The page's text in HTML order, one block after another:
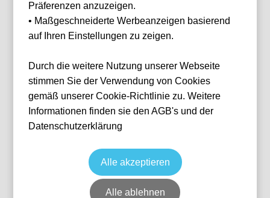
Tribuna Tevere
15:00
10 verfügbar
Italien
Olympiastadion Rom
Präferenzen anzuzeigen.
• Maßgeschneiderte Werbeanzeigen basierend
auf Ihren Einstellungen zu zeigen.
Durch die weitere Nutzung unserer Webseite
stimmen Sie der Verwendung von Cookies
gemäß unserer Cookie-Richtlinie zu. Weitere
Informationen finden sie den AGB's und der
Datenschutzerklärung
Alle akzeptieren
Alle ablehnen